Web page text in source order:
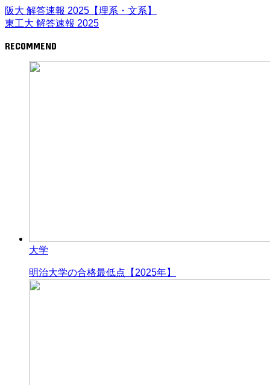
阪大 解答速報 2025【理系・文系】
東工大 解答速報 2025
RECOMMEND
大学
明治大学の合格最低点【2025年】